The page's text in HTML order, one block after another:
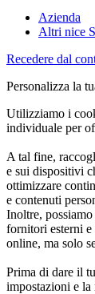
Azienda
Altri nice
Recedere dal
Personalizza la
Utilizziamo i
individuale per
A tal fine,
e sui dispositivi
ottimizzare
e contenuti
Inoltre,
fornitori esterni
online, ma solo
Prima di dare il
impostazioni e la